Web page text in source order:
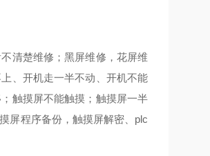
清楚维修；黑屏维修，花屏维
、开机走一半不动、开机不能
触摸屏不能触摸；触摸屏一半
屏程序备份，触摸屏解密、plc